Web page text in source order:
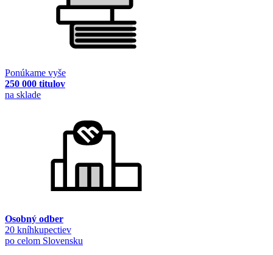
Ponúkame vyše
250 000 titulov
na sklade
Osobný odber
20 kníhkupectiev
po celom Slovensku